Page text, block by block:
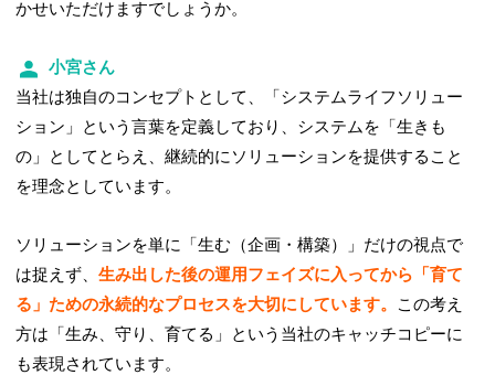
かせいただけますでしょうか。
小宮さん
当社は独自のコンセプトとして、「システムライフソリュー
ション」という言葉を定義しており、システムを「生きも
の」としてとらえ、継続的にソリューションを提供すること
を理念としています。
ソリューションを単に「生む（企画・構築）」だけの視点で
は捉えず、生み出した後の運用フェイズに入ってから「育て
る」ための永続的なプロセスを大切にしています。
この考え
方は「生み、守り、育てる」という当社のキャッチコピーに
も表現されています。